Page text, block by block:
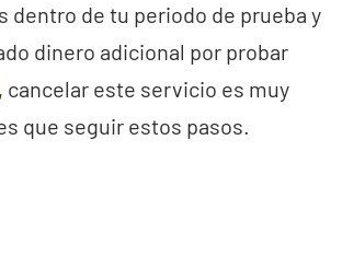
dentro de tu periodo de prueba y
dinero adicional por probar
, cancelar este servicio es muy
que seguir estos pasos.